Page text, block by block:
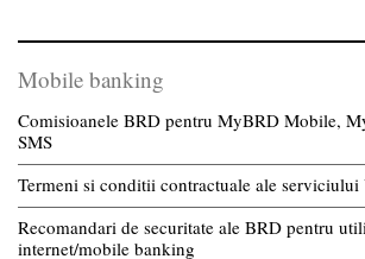
Mobile banking
Comisioanele BRD pentru MyBRD Mobile,
SMS
Termeni si conditii contractuale ale serviciului
Recomandari de securitate ale BRD pentru
internet/mobile banking